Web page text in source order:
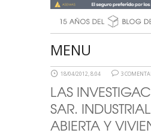
MENU
18/04/2012, 8:04 3
LAS
SAR.
ABIERTA Y